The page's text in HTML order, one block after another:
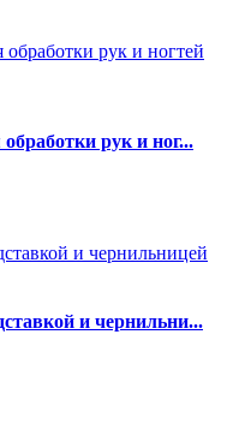
рук и ног...
и чернильни...